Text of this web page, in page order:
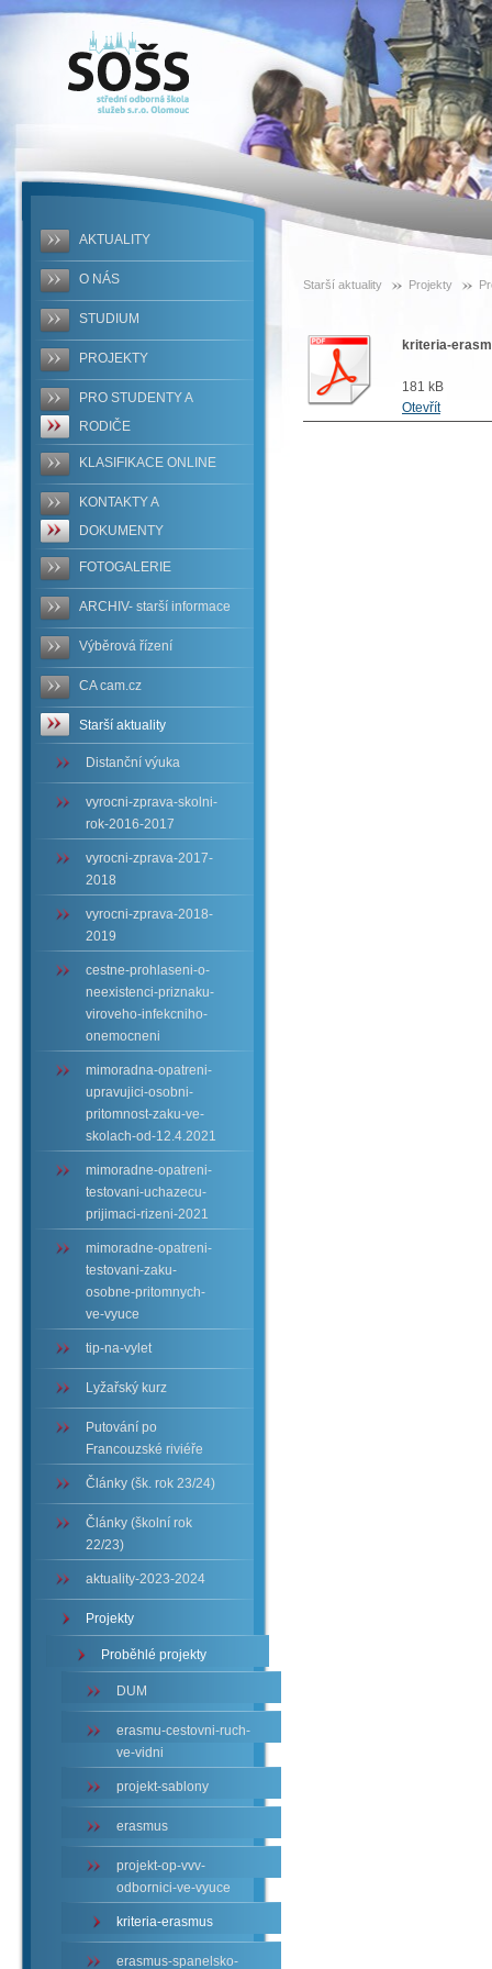
SOŠS -
kriteria-
AKTUALITY
O NÁS
STUDIUM
PROJEKTY
PRO STUDENTY A
RODIČE
KLASIFIKACE ONLINE
KONTAKTY A
DOKUMENTY
FOTOGALERIE
ARCHIV- starší informace
Výběrová řízení
CA cam.cz
Starší aktuality
Distanční výuka
vyrocni-zprava-skolni-
rok-2016-2017
vyrocni-zprava-2017-
2018
vyrocni-zprava-2018-
2019
cestne-prohlaseni-o-
neexistenci-priznaku-
viroveho-infekcniho-
onemocneni
mimoradna-opatreni-
upravujici-osobni-
pritomnost-zaku-ve-
skolach-od-12.4.2021
mimoradne-opatreni-
testovani-uchazecu-
prijimaci-rizeni-2021
mimoradne-opatreni-
testovani-zaku-
osobne-pritomnych-
ve-vyuce
tip-na-vylet
Lyžařský kurz
Putování po
Francouzské riviéře
Články (šk. rok 23/24)
Články (školní rok
22/23)
aktuality-2023-2024
Projekty
Proběhlé projekty
DUM
erasmu-cestovni-ruch-
ve-vidni
projekt-sablony
erasmus
projekt-op-vvv-
odbornici-ve-vyuce
kriteria-erasmus
erasmus-spanelsko-
Starší aktuality Projekty
kriteria-
181 kB
Otevřít